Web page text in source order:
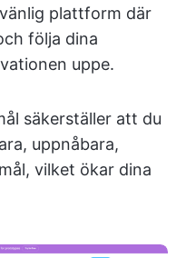
plattform där
följa dina
uppe.
säkerställer att du
uppnåbara,
vilket ökar dina